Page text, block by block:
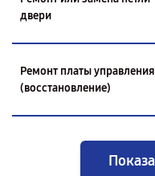
двери
Ремонт платы управления
(восстановление)